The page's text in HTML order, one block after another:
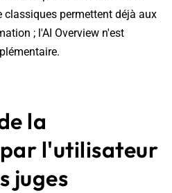
classiques permettent déjà aux
; l'AI Overview n'est
la
l'utilisateur
juges